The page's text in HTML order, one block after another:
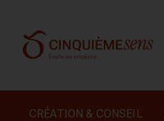
CRÉATION & CONSEIL